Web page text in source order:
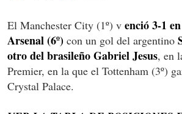
El Manchester City (1º) v enció 3-1
Arsenal (6º) con un gol del argentino
otro del brasileño Gabriel Jesus, en
Premier, en la que el Tottenham (3º)
Crystal Palace.